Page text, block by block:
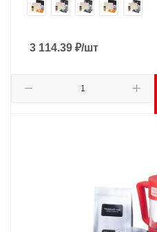
3 114.39 ₽/шт